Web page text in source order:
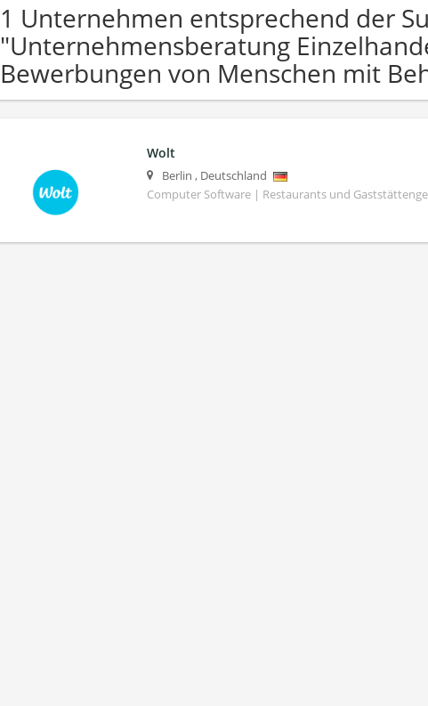
1 Unternehmen entsprechend der
"Unternehmensberatung
Bewerbungen von Menschen mit
Wolt
Berlin , Deutschland
Computer Software | Restaurants und